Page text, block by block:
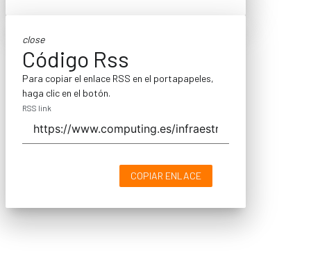
close
Código Rss
Para copiar el enlace RSS en el portapapeles,
haga clic en el botón.
RSS link
COPIAR ENLACE